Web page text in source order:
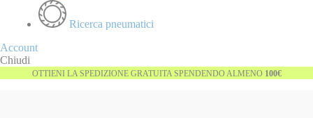
Ricerca pneumatici
Account
Chiudi
OTTIENI LA SPEDIZIONE GRATUITA SPENDENDO ALMENO 100€